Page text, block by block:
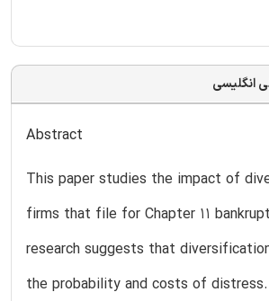
انگلیسی
Abstract
This paper studies the impact of
firms that file for Chapter 11
research suggests that
the probability and costs of